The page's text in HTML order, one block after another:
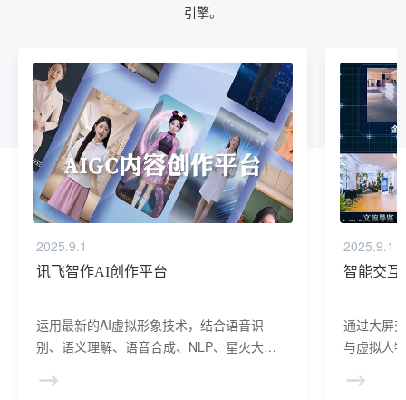
引擎。
2025.9.1
讯飞智作AI创作平台
运用最新的AI虚拟形象技术，结合语音识
别、语义理解、语音合成、NLP、星火大模
建、AI驱动、多模态交互的多场景虚拟人产
2025.9.1
智能交互
通过大屏
与虚拟人
景，可广